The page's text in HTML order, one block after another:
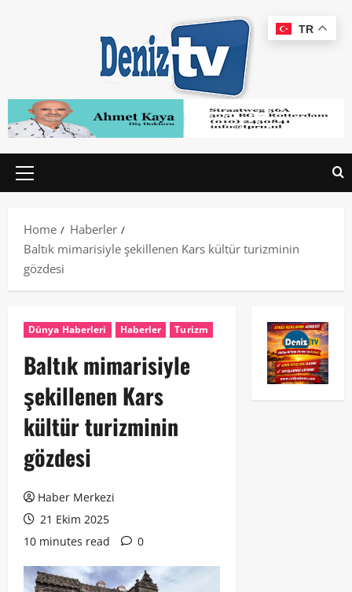
Home
Haberler
Baltık mimarisiyle şekillenen Kars kültür turizminin
gözdesi
Dünya Haberleri Haberler Turizm
Baltık mimarisiyle
şekillenen Kars
kültür turizminin
gözdesi
Haber Merkezi
21 Ekim 2025
10 minutes read
0
TR